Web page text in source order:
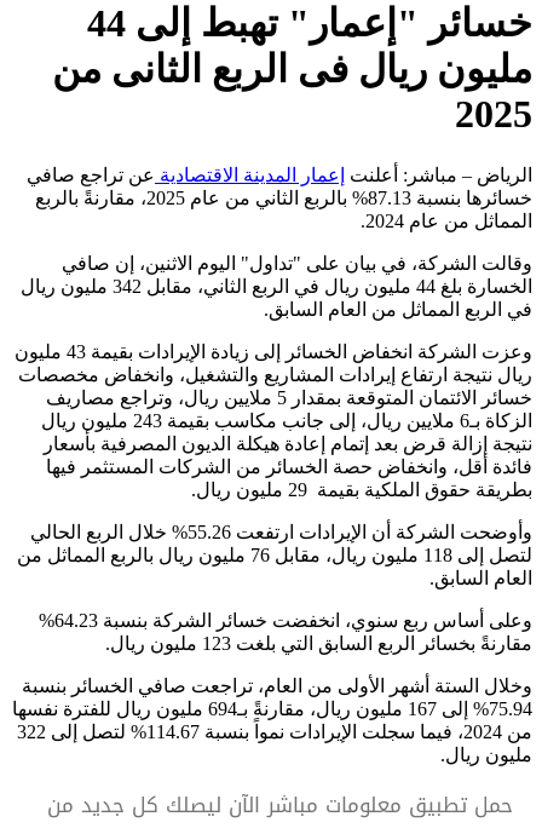
خسائر "إعمار" تهبط إلى 44
مليون ريال فى الربع الثانى من
2025
الرياض – مباشر: أعلنت إعمار المدينة الاقتصادية عن تراجع صافي
خسائرها بنسبة 87.13% بالربع الثاني من عام 2025، مقارنةً بالربع
المماثل من عام 2024
.
وقالت الشركة، في بيان على "تداول" اليوم الاثنين، إن صافي
الخسارة بلغ 44 مليون ريال في الربع الثاني، مقابل 342 مليون ريال
في الربع المماثل من العام السابق.
وعزت الشركة انخفاض الخسائر إلى زيادة الإيرادات بقيمة 43 مليون
ريال نتيجة ارتفاع إيرادات المشاريع والتشغيل، وانخفاض مخصصات
خسائر الائتمان المتوقعة بمقدار 5 ملايين ريال، وتراجع مصاريف
الزكاة بـ6 ملايين ريال، إلى جانب مكاسب بقيمة 243 مليون ريال
نتيجة إزالة قرض بعد إتمام إعادة هيكلة الديون المصرفية بأسعار
فائدة أقل، وانخفاض حصة الخسائر من الشركات المستثمر فيها
بطريقة حقوق الملكية بقيمة 29 مليون ريال
.
وأوضحت الشركة أن الإيرادات ارتفعت 55.26% خلال الربع الحالي
لتصل إلى 118 مليون ريال، مقابل 76 مليون ريال بالربع المماثل من
العام السابق.
وعلى أساس ربع سنوي، انخفضت خسائر الشركة بنسبة 64.23%
مقارنةً بخسائر الربع السابق التي بلغت 123 مليون ريال
.
وخلال الستة أشهر الأولى من العام، تراجعت صافي الخسائر بنسبة
75.94% إلى 167 مليون ريال، مقارنةً بـ694 مليون ريال للفترة نفسها
من 2024، فيما سجلت الإيرادات نمواً بنسبة 114.67% لتصل إلى 322
مليون ريال.
حمل تطبيق معلومات مباشر الآن ليصلك كل جديد من